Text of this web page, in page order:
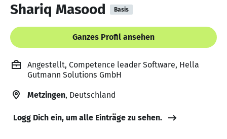
Shariq Masood Basis
Ganzes Profil ansehen
Angestellt, Competence leader Software, Hella
Gutmann Solutions GmbH
Metzingen, Deutschland
Logg Dich ein, um alle Einträge zu sehen.